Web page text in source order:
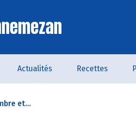
Actualités Recettes
et...